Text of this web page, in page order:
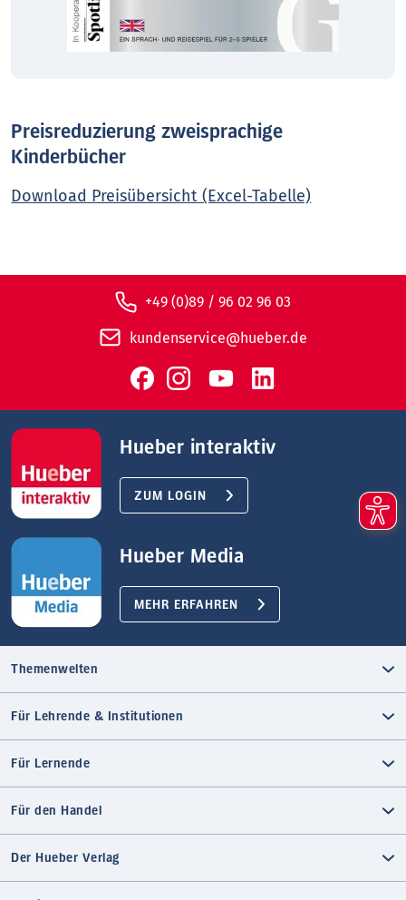
Preisreduzierung zweisprachige
Kinderbücher
Download Preisübersicht (Excel-Tabelle)
+49 (0)89 / 96 02 96 03
kundenservice@hueber.de
Hueber interaktiv
ZUM LOGIN
Hueber Media
MEHR ERFAHREN
Themenwelten
Für Lehrende & Institutionen
Für Lernende
Für den Handel
Der Hueber Verlag